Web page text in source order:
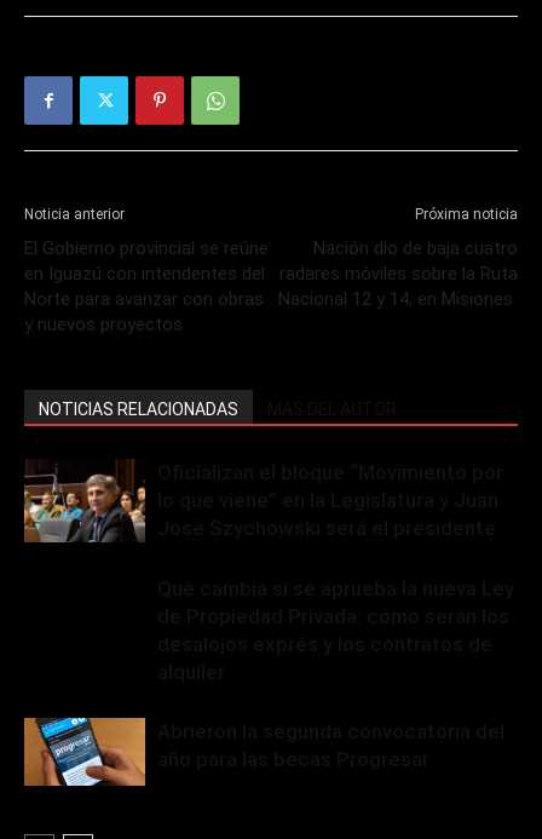
Noticia anterior
El Gobierno provincial se reúne
en Iguazú con intendentes del
Norte para avanzar con obras
y nuevos proyectos
Próxima noticia
Nación dio de baja cuatro
radares móviles sobre la Ruta
Nacional 12 y 14, en Misiones
NOTICIAS RELACIONADAS